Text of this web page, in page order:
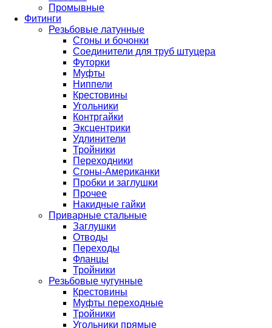
Промывные
Фитинги
Резьбовые латунные
Сгоны и бочонки
Соединители для труб штуцера
Футорки
Муфты
Ниппели
Крестовины
Угольники
Контргайки
Эксцентрики
Удлинители
Тройники
Переходники
Сгоны-Американки
Пробки и заглушки
Прочее
Накидные гайки
Приварные стальные
Заглушки
Отводы
Переходы
Фланцы
Тройники
Резьбовые чугунные
Крестовины
Муфты переходные
Тройники
Угольники прямые